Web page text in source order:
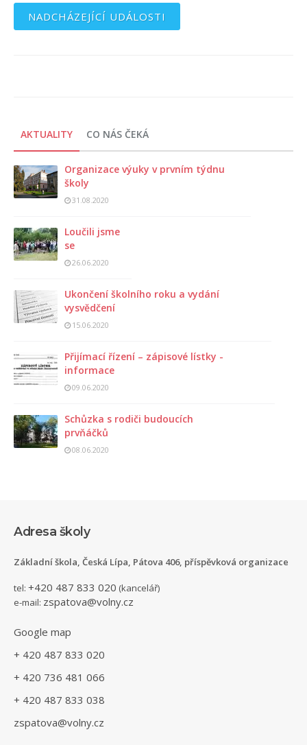
NADCHÁZEJÍCÍ UDÁLOSTI
AKTUALITY CO NÁS ČEKÁ
Organizace výuky v prvním týdnu
školy
31.08.2020
Loučili jsme
se
26.06.2020
Ukončení školního roku a vydání
vysvědčení
15.06.2020
Přijímací řízení – zápisové lístky -
informace
09.06.2020
Schůzka s rodiči budoucích
prvňáčků
08.06.2020
Adresa školy
Základní škola, Česká Lípa, Pátova 406, příspěvková organizace
tel: +420 487 833 020 (kancelář)
e-mail: zspatova@volny.cz
Google map
+ 420 487 833 020
+ 420 736 481 066
+ 420 487 833 038
zspatova@volny.cz